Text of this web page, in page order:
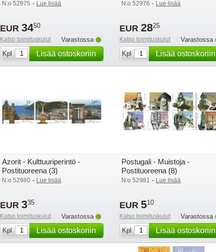
N:o 52975 - Lue lisää
EUR 3450
Katso toimituskulut
Varastossa
Kpl
Lisää ostoskoriin
N:o 52976 - Lue lisää
EUR 2825
Katso toimituskulut
Varastossa
Kpl
Lisää ostoskoriin
Azorit - Kulttuuriperintö -
Postituoreena (3)
N:o 52980 - Lue lisää
EUR 335
Katso toimituskulut
Varastossa
Kpl
Lisää ostoskoriin
Postugali - Muistoja -
Postituoreena (8)
N:o 52981 - Lue lisää
EUR 510
Katso toimituskulut
Varastossa
Kpl
Lisää ostoskoriin